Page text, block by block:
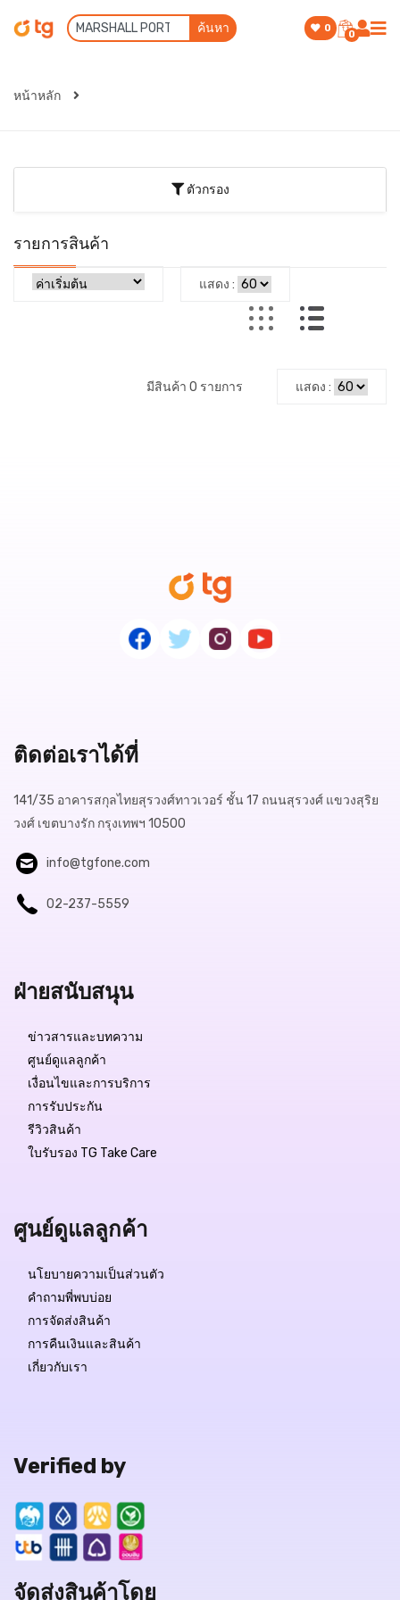
ค้นหา 0
0
หน้าหลัก
ตัวกรอง
รายการสินค้า
แสดง :
มีสินค้า 0 รายการ แสดง :
ติดต่อเราได้ที่
141/35 อาคารสกุลไทยสุรวงศ์ทาวเวอร์ ชั้น 17 ถนนสุรวงศ์ แขวงสุริย
วงศ์ เขตบางรัก กรุงเทพฯ 10500
info@tgfone.com
02-237-5559
ฝ่ายสนับสนุน
ข่าวสารและบทความ
ศูนย์ดูแลลูกค้า
เงื่อนไขและการบริการ
การรับประกัน
รีวิวสินค้า
ใบรับรอง TG Take Care
ศูนย์ดูแลลูกค้า
นโยบายความเป็นส่วนตัว
คำถามพี่พบบ่อย
การจัดส่งสินค้า
การคืนเงินและสินค้า
เกี่ยวกับเรา
Verified by
จัดส่งสินค้าโดย